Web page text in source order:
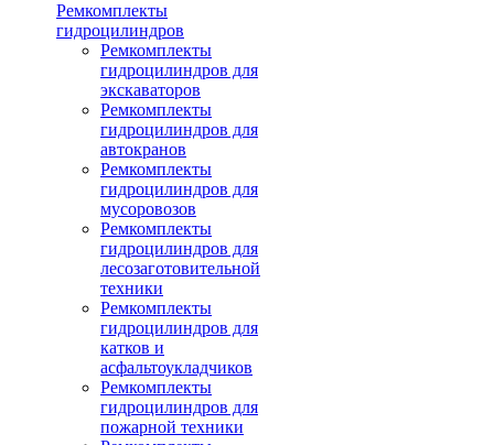
Ремкомплекты
гидроцилиндров
Ремкомплекты
гидроцилиндров для
экскаваторов
Ремкомплекты
гидроцилиндров для
автокранов
Ремкомплекты
гидроцилиндров для
мусоровозов
Ремкомплекты
гидроцилиндров для
лесозаготовительной
техники
Ремкомплекты
гидроцилиндров для
катков и
асфальтоукладчиков
Ремкомплекты
гидроцилиндров для
пожарной техники